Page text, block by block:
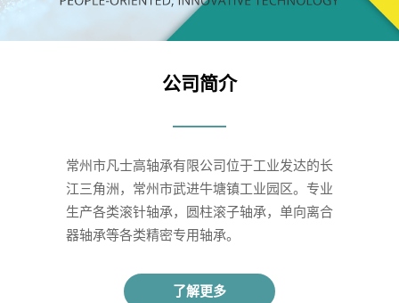
公司简介
常州市凡士高轴承有限公司位于工业发达的长
江三角洲，常州市武进牛塘镇工业园区。专业
生产各类滚针轴承，圆柱滚子轴承，单向离合
器轴承等各类精密专用轴承。
了解更多